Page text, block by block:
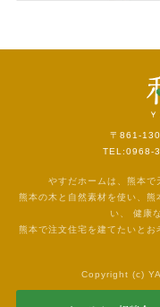
〒861-
TEL:0968-
やすだホームは、熊本で
熊本の木と自然素材を使い、熊
い、
健康
熊本で注文住宅を建てたいと
Copyright (c)